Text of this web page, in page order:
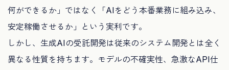
何ができるか」ではなく「AIをどう本番業務に組み込み、
安定稼働させるか」という実利です。
しかし、生成AIの受託開発は従来のシステム開発とは全く
異なる性質を持ちます。モデルの不確実性、急激なAPI仕